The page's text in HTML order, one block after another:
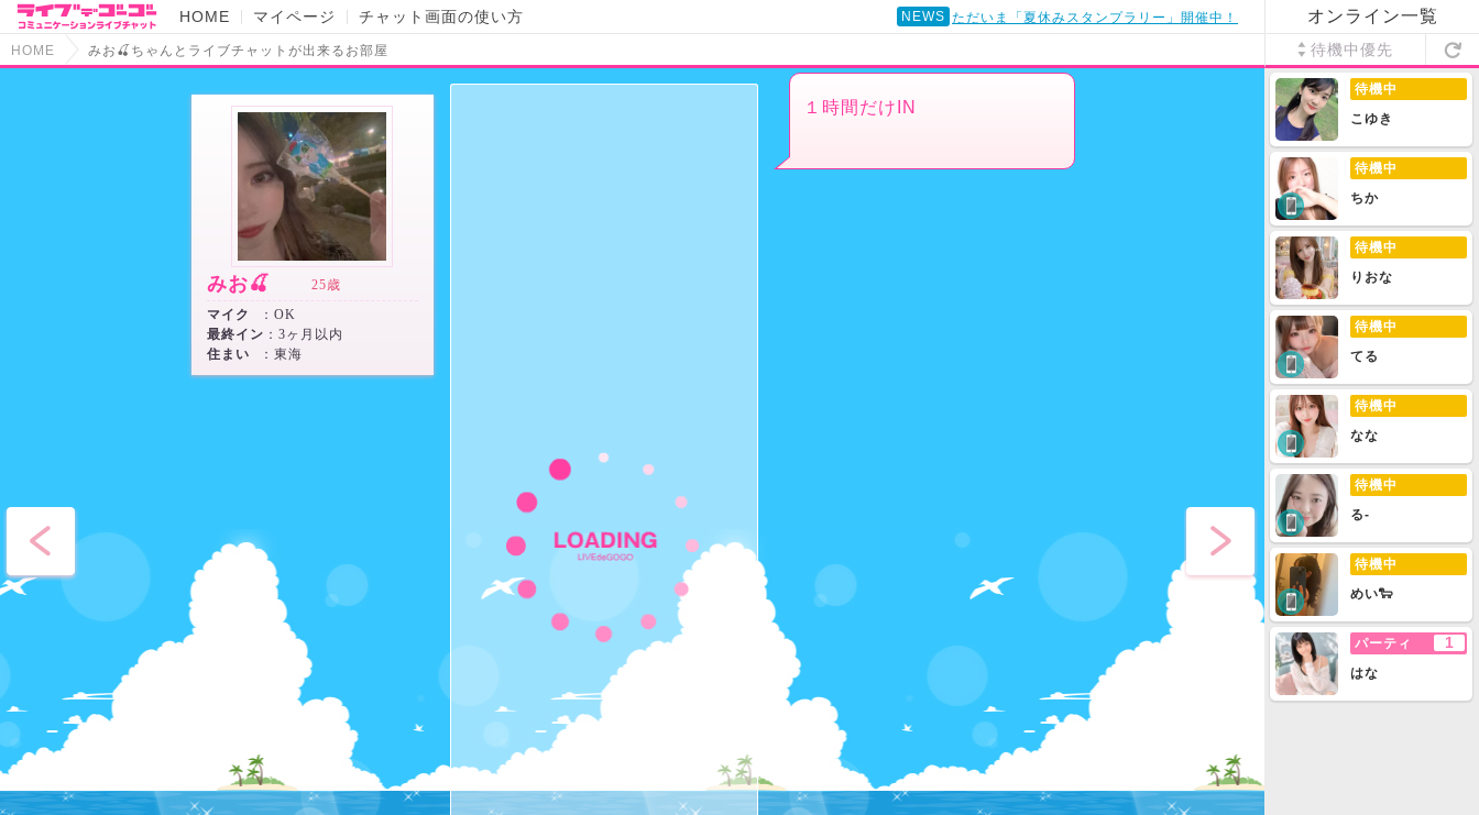
HOME マイページ チャット画面の使い方 NEWS ただいま「夏休みスタンプラリー」開催中！
HOME みお🍒ちゃんとライブチャットが出来るお部屋
みお🍒
25歳
マイク
：OK
最終イン ：3ヶ月以内
住まい
：東海
１時間だけIN
オンライン一覧
待機中優先
待機中
こゆき
待機中
ちか
待機中
りおな
待機中
てる
待機中
なな
待機中
る-
待機中
めい🐑
パーティ 1
はな